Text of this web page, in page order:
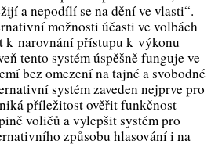
a nepodílí se na dění ve vlasti“.
možnosti účasti ve volbách
k narovnání přístupu k výkonu
tento systém úspěšně funguje ve
bez omezení na tajné a svobodné
systém zaveden nejprve pro
příležitost ověřit funkčnost
voličů a vylepšit systém pro
způsobu hlasování i na